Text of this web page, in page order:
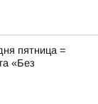
пятница =
«Без